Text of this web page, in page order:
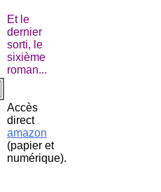
Et le
dernier
sorti, le
sixième
roman...
Accès
direct
amazon
(papier et
numérique).